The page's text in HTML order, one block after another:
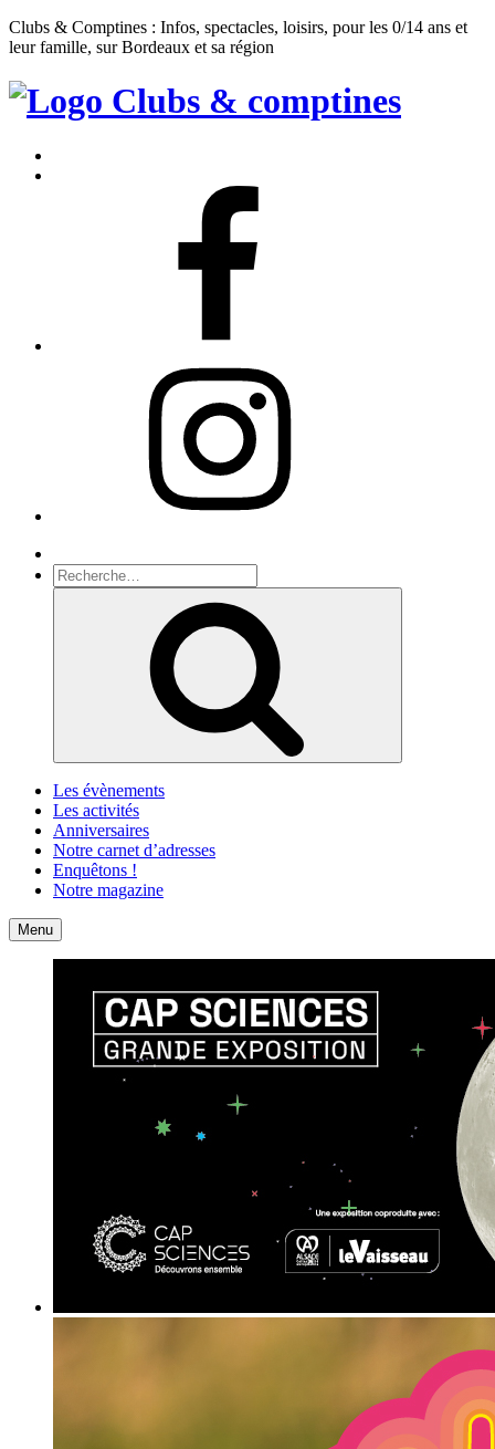
Clubs & Comptines : Infos, spectacles, loisirs, pour les 0/14 ans et
leur famille, sur Bordeaux et sa région
Clubs
Comptines
Recherche
pour
Les évènements
Les activités
Anniversaires
Notre carnet d’adresses
Enquêtons !
Notre magazine
Accueil
Menu Contact